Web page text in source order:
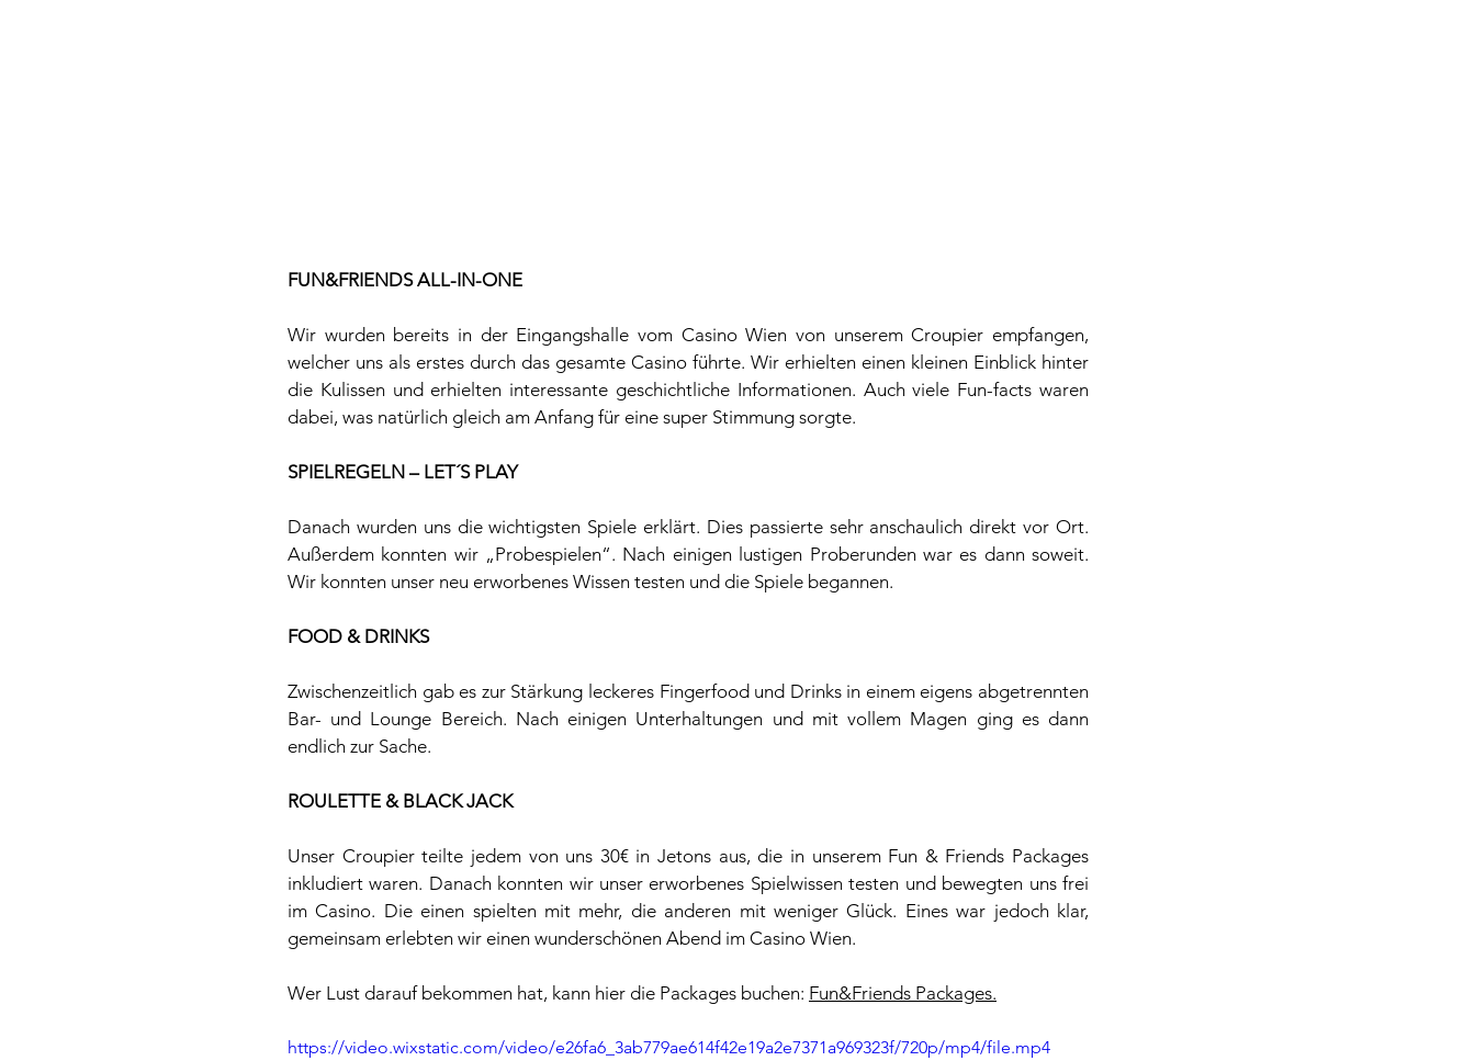
FUN&FRIENDS ALL-IN-ONE
Wir wurden bereits in der Eingangshalle vom Casino Wien von unserem Croupier empfangen,
welcher uns als erstes durch das gesamte Casino führte. Wir erhielten einen kleinen Einblick hinter
die Kulissen und erhielten interessante geschichtliche Informationen. Auch viele Fun-facts waren
dabei, was natürlich gleich am Anfang für eine super Stimmung sorgte.
SPIELREGELN – LET´S PLAY
Danach wurden uns die wichtigsten Spiele erklärt. Dies passierte sehr anschaulich direkt vor Ort.
Außerdem konnten wir „Probespielen“. Nach einigen lustigen Proberunden war es dann soweit.
Wir konnten unser neu erworbenes Wissen testen und die Spiele begannen.
FOOD & DRINKS
Zwischenzeitlich gab es zur Stärkung leckeres Fingerfood und Drinks in einem eigens abgetrennten
Bar- und Lounge Bereich. Nach einigen Unterhaltungen und mit vollem Magen ging es dann
endlich zur Sache.
ROULETTE & BLACK JACK
Unser Croupier teilte jedem von uns 30€ in Jetons aus, die in unserem Fun & Friends Packages
inkludiert waren. Danach konnten wir unser erworbenes Spielwissen testen und bewegten uns frei
im Casino. Die einen spielten mit mehr, die anderen mit weniger Glück. Eines war jedoch klar,
gemeinsam erlebten wir einen wunderschönen Abend im Casino Wien.
Wer Lust darauf bekommen hat, kann hier die Packages buchen: Fun&Friends Packages.
https://video.wixstatic.com/video/e26fa6_3ab779ae614f42e19a2e7371a969323f/720p/mp4/file.mp4